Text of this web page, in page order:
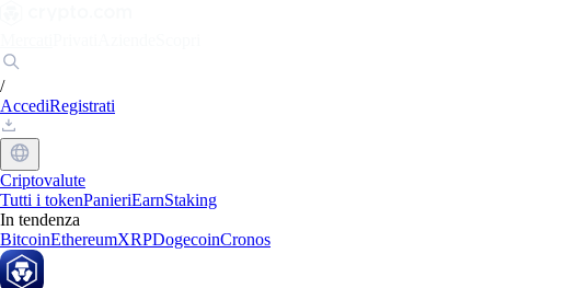
/
AccediRegistrati
Criptovalute
Tutti i tokenPanieriEarnStaking
In tendenza
BitcoinEthereumXRPDogecoinCronos